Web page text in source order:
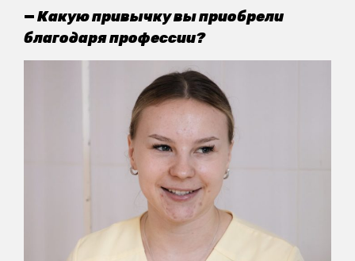
—Какую привычку вы приобрели
благодаря профессии?